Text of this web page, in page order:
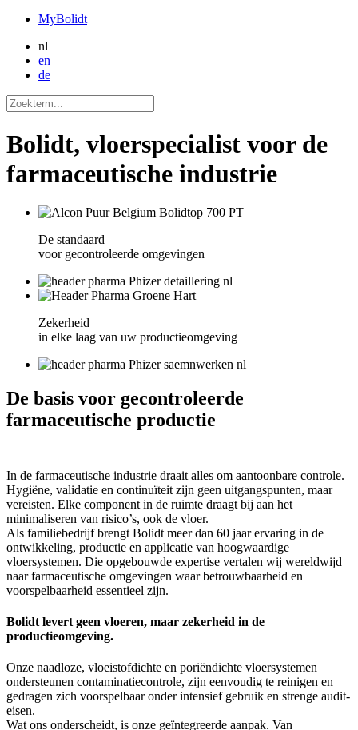
MyBolidt
nl
en
de
Bolidt, vloerspecialist voor de
farmaceutische industrie
De standaard
voor gecontroleerde omgevingen
Zekerheid
in elke laag van uw productieomgeving
De basis voor gecontroleerde
farmaceutische productie
In de farmaceutische industrie draait alles om aantoonbare controle.
Hygiëne, validatie en continuïteit zijn geen uitgangspunten, maar
vereisten. Elke component in de ruimte draagt bij aan het
minimaliseren van risico’s, ook de vloer.
Als familiebedrijf brengt Bolidt meer dan 60 jaar ervaring in de
ontwikkeling, productie en applicatie van hoogwaardige
vloersystemen. Die opgebouwde expertise vertalen wij wereldwijd
naar farmaceutische omgevingen waar betrouwbaarheid en
voorspelbaarheid essentieel zijn.
Bolidt levert geen vloeren, maar zekerheid in de
productieomgeving.
Onze naadloze, vloeistofdichte en poriëndichte vloersystemen
ondersteunen contaminatiecontrole, zijn eenvoudig te reinigen en
gedragen zich voorspelbaar onder intensief gebruik en strenge audit-
eisen.
Wat ons onderscheidt, is onze geïntegreerde aanpak. Van